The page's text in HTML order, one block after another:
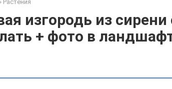
Растения
изгородь из
+ фото в